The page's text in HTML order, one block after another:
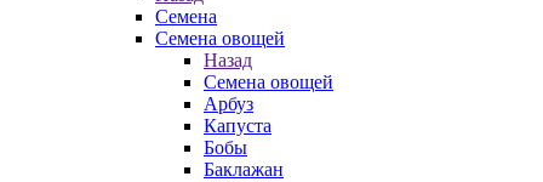
Семена
Семена овощей
Назад
Семена овощей
Арбуз
Капуста
Бобы
Баклажан